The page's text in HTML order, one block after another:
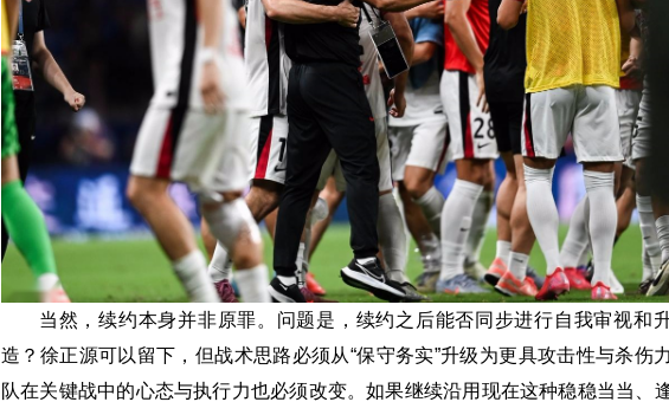
当然，续约本身并非原罪。问题是，续约之后能否同步进行自我审视和
造？徐正源可以留下，但战术思路必须从“保守务实”升级为更具攻击性与杀伤
队在关键战中的心态与执行力也必须改变。如果继续沿用现在这种稳稳当当、